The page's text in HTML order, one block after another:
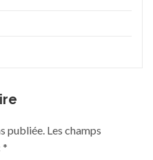
publiée. Les champs
*